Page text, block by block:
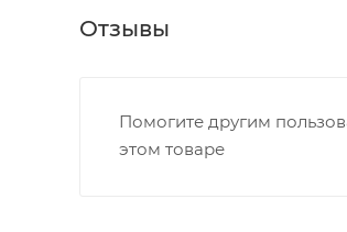
Отзывы
Помогите другим
этом товаре